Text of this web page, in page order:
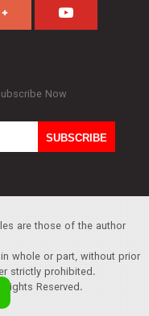
Now
are those of the author
whole or part, without prior
strictly prohibited.
Reserved.